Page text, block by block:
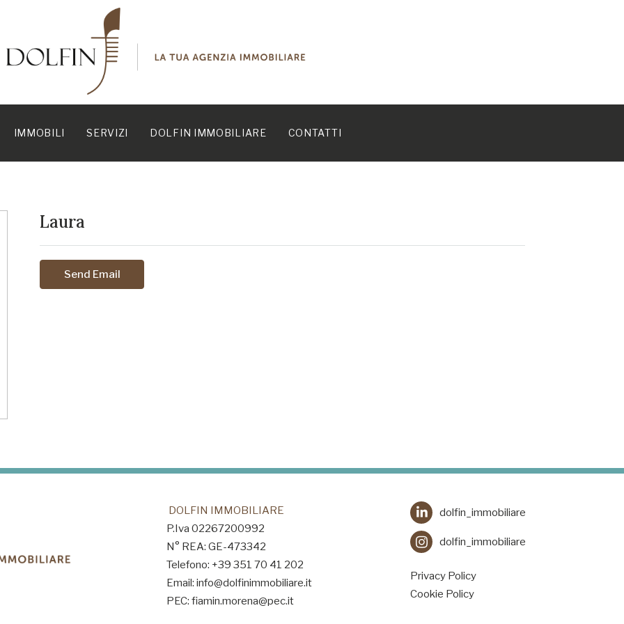
IMMOBILI SERVIZI DOLFIN IMMOBILIARE CONTATTI
Laura
Send Email
DOLFIN IMMOBILIARE
P.Iva 02267200992
N° REA: GE-473342
Telefono: +39 351 70 41 202
Email: info@dolfinimmobiliare.it
PEC: fiamin.morena@pec.it
dolfin_immobiliare
dolfin_immobiliare
Privacy Policy
Cookie Policy